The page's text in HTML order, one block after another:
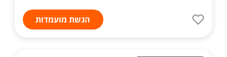
הגשת מועמדות